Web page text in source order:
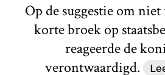
Op de suggestie om
korte broek op
reageerde de
verontwaardigd.